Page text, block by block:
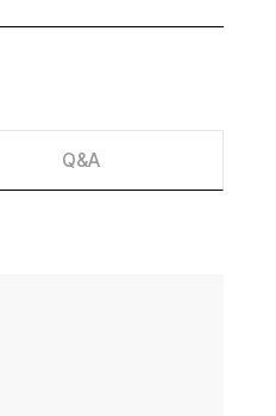
Q&A